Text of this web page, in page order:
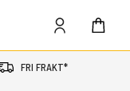
FRI FRAKT*